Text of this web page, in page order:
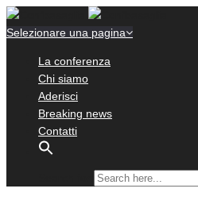
Selezionare una pagina
La conferenza
Chi siamo
Aderisci
Breaking news
Contatti